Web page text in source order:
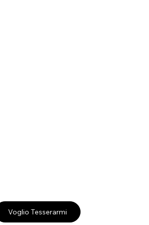
Voglio Tesserarmi